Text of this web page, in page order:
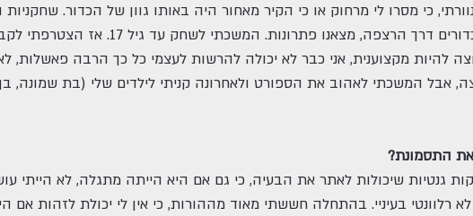
כי מסרו לי מרחוק או כי הקיר מאחור היה באותו גוון של הכדור.
לא לכעוס עליי. מסרו לי כדורים דרך
להיות מקצוענית, אני כבר לא יכולה להרשות לעצמי כל כך הרבה פאשלות,
אבל המשכתי לאהוב את הספורט ולאחרונה קניתי לילדים שלי (בת שמונה,
התסמונת?
גנטיות שיכולות לאתר את הבעיה, כי גם אם היא הייתה מתגלה, לא הייתי
רלוונטי בעיניי. בהתחלה חששתי מאוד מההורות, כי אין לי יכולת לזהות אם